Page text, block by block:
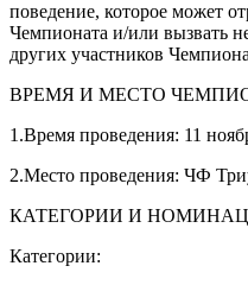
поведение, которое может
Чемпионата и/или вызвать
других участников
ВРЕМЯ И МЕСТО
1.Время проведения: 11
2.Место проведения: ЧФ
КАТЕГОРИИ И
Категории: